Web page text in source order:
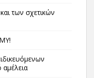
των σχετικών